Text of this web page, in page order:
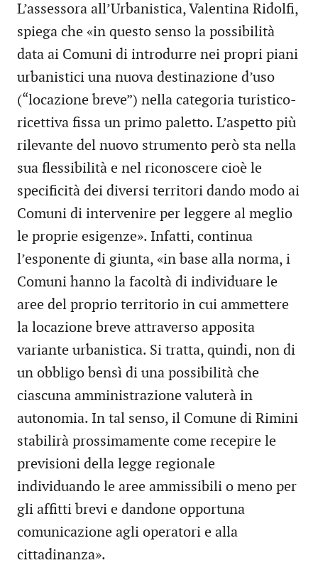
L’assessora all’Urbanistica, Valentina Ridolfi,
spiega che «in questo senso la possibilità
data ai Comuni di introdurre nei propri piani
urbanistici una nuova destinazione d’uso
(“locazione breve”) nella categoria turistico-
ricettiva fissa un primo paletto. L’aspetto più
rilevante del nuovo strumento però sta nella
sua flessibilità e nel riconoscere cioè le
specificità dei diversi territori dando modo ai
Comuni di intervenire per leggere al meglio
le proprie esigenze». Infatti, continua
l’esponente di giunta, «in base alla norma, i
Comuni hanno la facoltà di individuare le
aree del proprio territorio in cui ammettere
la locazione breve attraverso apposita
variante urbanistica. Si tratta, quindi, non di
un obbligo bensì di una possibilità che
ciascuna amministrazione valuterà in
autonomia. In tal senso, il Comune di Rimini
stabilirà prossimamente come recepire le
previsioni della legge regionale
individuando le aree ammissibili o meno per
gli affitti brevi e dandone opportuna
comunicazione agli operatori e alla
cittadinanza».